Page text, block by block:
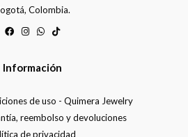
Colombia.
Información
de uso - Quimera Jewelry
reembolso y devoluciones
de privacidad